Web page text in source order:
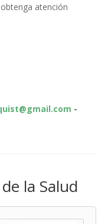
atención
-
la Salud